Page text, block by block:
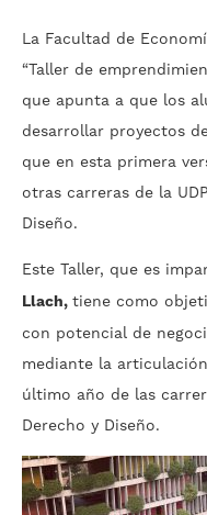
La Facultad de
“Taller de
que apunta a que los
desarrollar proyectos
que en esta primera
otras carreras de la
Diseño.
Este Taller, que es
Llach, tiene como
con potencial de
mediante la
último año de las
Derecho y Diseño.